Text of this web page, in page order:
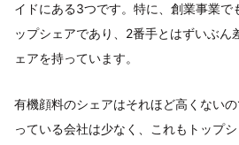
イドにある3つです。特に、創業事業で
ップシェアであり、2番手とはずいぶん
ェアを持っています。
有機顔料のシェアはそれほど高くない
っている会社は少なく、これもトップ